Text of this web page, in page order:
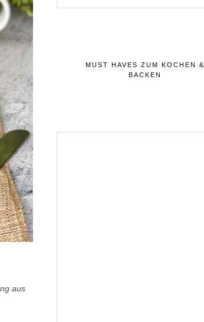
aus
MUST HAVES ZUM KOCHEN &
BACKEN